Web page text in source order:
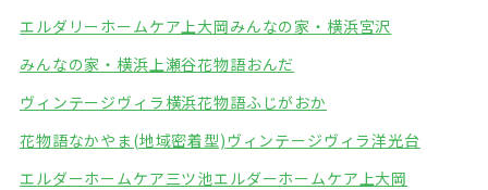
エルダリーホームケア上大岡みんなの家・横浜宮沢
みんなの家・横浜上瀬谷花物語おんだ
ヴィンテージヴィラ横浜花物語ふじがおか
花物語なかやま(地域密着型)ヴィンテージヴィラ洋光台
エルダーホームケア三ツ池エルダーホームケア上大岡